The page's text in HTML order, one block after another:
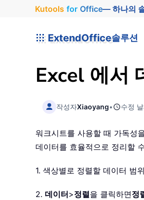
Kutools for Office— 하나의
ExtendOffice솔루션
Excel 에서
작성자Xiaoyang• 수정
워크시트를 사용할 때 가독성
데이터를 효율적으로 정리할
1. 색상별로 정렬할 데이터 범
2. 데이터>정렬을 클릭하면정